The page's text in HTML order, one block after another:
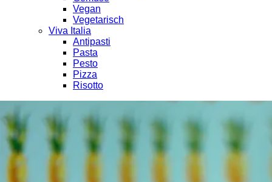
Vegan
Vegetarisch
Viva Italia
Antipasti
Pasta
Pesto
Pizza
Risotto